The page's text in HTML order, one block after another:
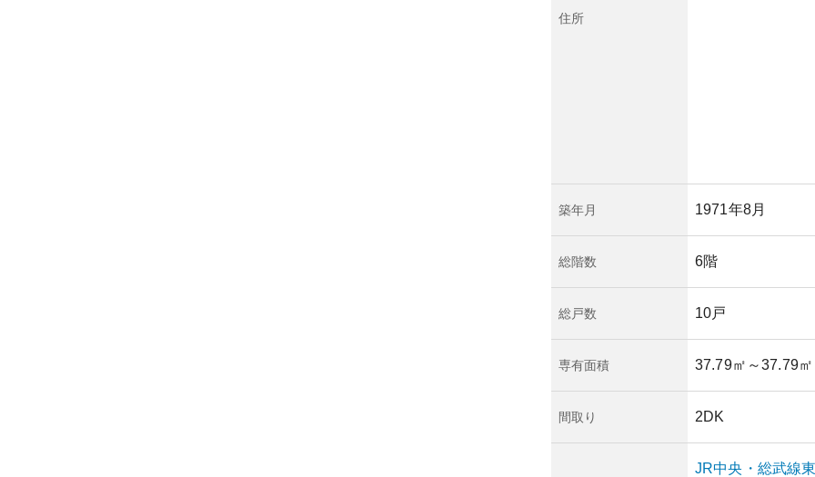
住所
築年月 1971年8月
総階数 6階
総戸数 10戸
専有面積 37.79㎡ ～37.79㎡
間取り 2DK
JR中央・総武線